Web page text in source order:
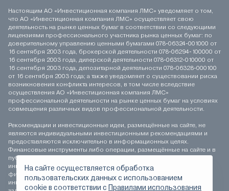
Настоящим АО «Инвестиционная компания ЛМС» уведомляет о том,
что АО «Инвестиционная компания ЛМС» осуществляет свою
деятельность на рынке ценных бумаг в соответствии со следующими
лицензиями профессионального участника рынка ценных бумаг: по
доверительному управлению ценными бумагами 078-06324-001000 от
16 сентября 2003 года, брокерской деятельности 078-06294-100000 от
16 сентября 2003 года, дилерской деятельности 078-06312-010000 от
16 сентября 2003 года, депозитарной деятельности 078-06328-000100
от 16 сентября 2003 года; а также уведомляет о существовании риска
возникновения конфликта интересов, в том числе вследствие
осуществления АО «Инвестиционная компания ЛМС»
профессиональной деятельности на рынке ценных бумаг на условиях
совмещения различных видов профессиональной деятельности.
Рекомендации и инвестиционные идеи, размещённые на сайте, не
являются индивидуальными инвестиционными рекомендациями и
предоставляются исключительно в информационных целях.
Финансовые инструменты либо операции, размещённые на сайте и в
публикуемых материалах, могут не соответствовать вашему
инвестиционному профилю. Определение соответствия
финансового инструмента либо операции инвестиционным целям,
инвестиционному горизонту и толерантности к риску является
На сайте осуществляется обработка
пользовательских данных с использованием
сookie в соответствии с Правилами использования